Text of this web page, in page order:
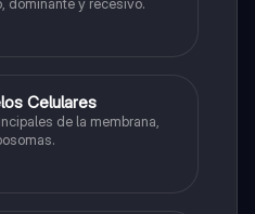
Celulares
de la membrana,